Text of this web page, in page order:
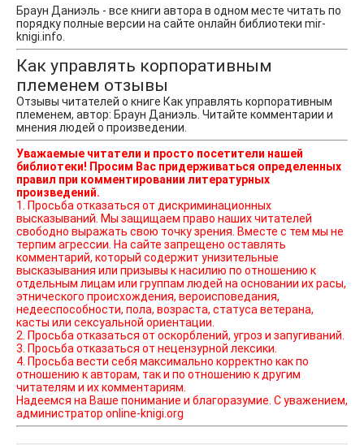
Браун Даниэль - все книги автора в одном месте читать по
порядку полные версии на сайте онлайн библиотеки mir-
knigi.info.
Как управлять корпоративным
племенем отзывы
Отзывы читателей о книге Как управлять корпоративным
племенем, автор: Браун Даниэль. Читайте комментарии и
мнения людей о произведении.
Уважаемые читатели и просто посетители нашей
библиотеки! Просим Вас придерживаться определенных
правил при комментировании литературных
произведений.
1. Просьба отказаться от дискриминационных
высказываний. Мы защищаем право наших читателей
свободно выражать свою точку зрения. Вместе с тем мы не
терпим агрессии. На сайте запрещено оставлять
комментарий, который содержит унизительные
высказывания или призывы к насилию по отношению к
отдельным лицам или группам людей на основании их расы,
этнического происхождения, вероисповедания,
недееспособности, пола, возраста, статуса ветерана,
касты или сексуальной ориентации.
2. Просьба отказаться от оскорблений, угроз и запугиваний.
3. Просьба отказаться от нецензурной лексики.
4. Просьба вести себя максимально корректно как по
отношению к авторам, так и по отношению к другим
читателям и их комментариям.
Надеемся на Ваше понимание и благоразумие. С уважением,
администратор online-knigi.org